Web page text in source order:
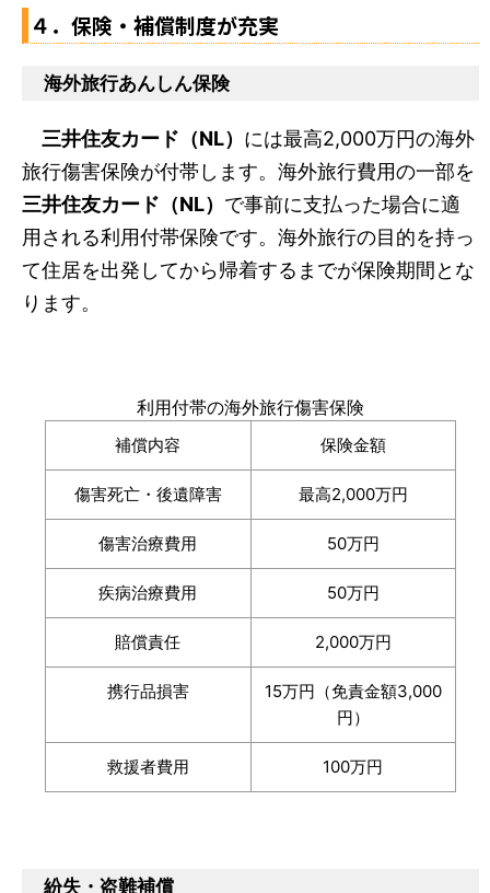
４．保険・補償制度が充実
海外旅行あんしん保険
三井住友カード（NL） には最高2,000万円の海外
旅行傷害保険が付帯します。海外旅行費用の一部を
三井住友カード（NL） で事前に支払った場合に適
用される利用付帯保険です。海外旅行の目的を持っ
て住居を出発してから帰着するまでが保険期間とな
ります。
利用付帯の海外旅行傷害保険
補償内容 保険金額
傷害死亡・後遺障害 最高2,000万円
傷害治療費用 50万円
疾病治療費用 50万円
賠償責任 2,000万円
携行品損害
15万円（免責金額3,000
円）
救援者費用 100万円
紛失・盗難補償